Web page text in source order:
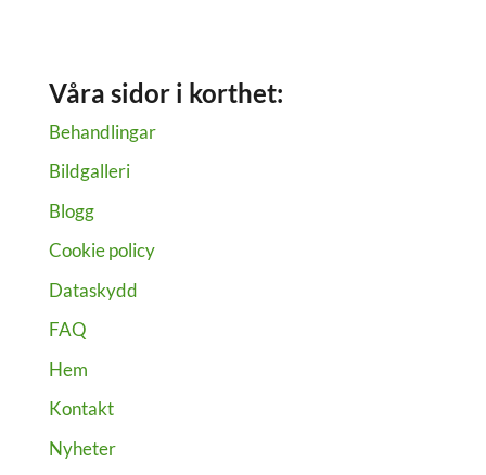
behövs?
Våra sidor i korthet:
Behandlingar
Bildgalleri
Blogg
Cookie policy
Dataskydd
FAQ
Hem
Kontakt
Nyheter